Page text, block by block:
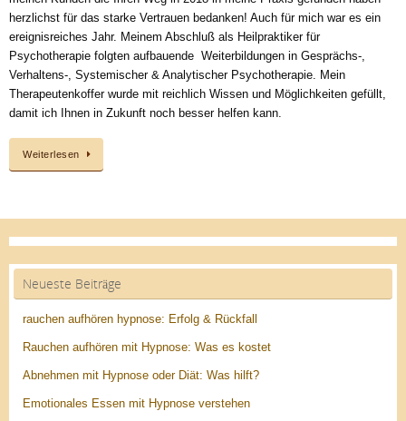
herzlichst für das starke Vertrauen bedanken! Auch für mich war es ein
ereignisreiches Jahr. Meinem Abschluß als Heilpraktiker für
Psychotherapie folgten aufbauende Weiterbildungen in Gesprächs-,
Verhaltens-, Systemischer & Analytischer Psychotherapie. Mein
Therapeutenkoffer wurde mit reichlich Wissen und Möglichkeiten gefüllt,
damit ich Ihnen in Zukunft noch besser helfen kann.
Weiterlesen
Neueste Beiträge
rauchen aufhören hypnose: Erfolg & Rückfall
Rauchen aufhören mit Hypnose: Was es kostet
Abnehmen mit Hypnose oder Diät: Was hilft?
Emotionales Essen mit Hypnose verstehen